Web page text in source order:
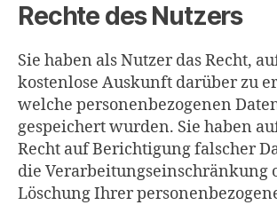
Rechte des Nutzers
Sie haben als Nutzer das Recht,
kostenlose Auskunft darüber zu
welche personenbezogenen
gespeichert wurden. Sie haben
Recht auf Berichtigung falscher
die Verarbeitungseinschränkung
Löschung Ihrer